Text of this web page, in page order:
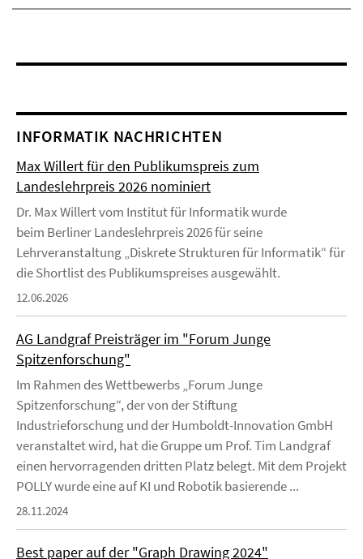
INFORMATIK NACHRICHTEN
Max Willert für den Publikumspreis zum
Landeslehrpreis 2026 nominiert
Dr. Max Willert vom Institut für Informatik wurde
beim Berliner Landeslehrpreis 2026 für seine
Lehrveranstaltung „Diskrete Strukturen für Informatik“ für
die Shortlist des Publikumspreises ausgewählt.
12.06.2026
AG Landgraf Preisträger im "Forum Junge
Spitzenforschung"
Im Rahmen des Wettbewerbs „Forum Junge
Spitzenforschung“, der von der Stiftung
Industrieforschung und der Humboldt-Innovation GmbH
veranstaltet wird, hat die Gruppe um Prof. Tim Landgraf
einen hervorragenden dritten Platz belegt. Mit dem Projekt
POLLY wurde eine auf KI und Robotik basierende ...
28.11.2024
Best paper auf der "Graph Drawing 2024"